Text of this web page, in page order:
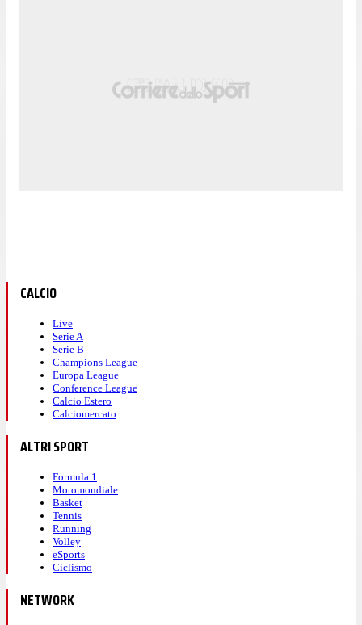
CALCIO
Live
Serie A
Serie B
Champions League
Europa League
Conference League
Calcio Estero
Calciomercato
ALTRI SPORT
Formula 1
Motomondiale
Basket
Tennis
Running
Volley
eSports
Ciclismo
NETWORK